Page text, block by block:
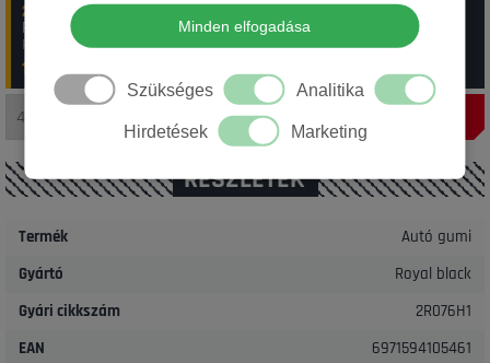
2-4 munkanap:20 db Royal black 195/50R15 82V Royal
Performance TL
Rendelési szám: 29_17252
19 725 Ft/ db
RÉSZLETEK
Termék
Autó gumi
Gyártó
Royal black
Gyári cikkszám
2R076H1
EAN
6971594105461
Minden elfogadása
Szükséges Analitika
Hirdetések Marketing